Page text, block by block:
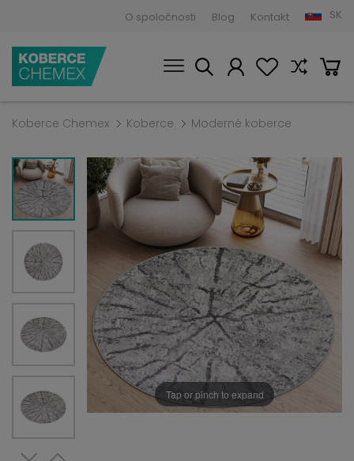
O spoločnosti Blog Kontakt SK
Koberce Chemex Koberce Moderné koberce
Tap or pinch to expand